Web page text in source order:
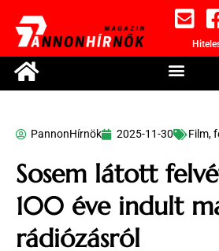
PannonHírnök 2025-11-30 Film,
Sosem látott
100 éve indult
rádiózásról